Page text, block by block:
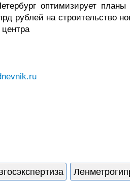
оптимизирует
рублей на строительство